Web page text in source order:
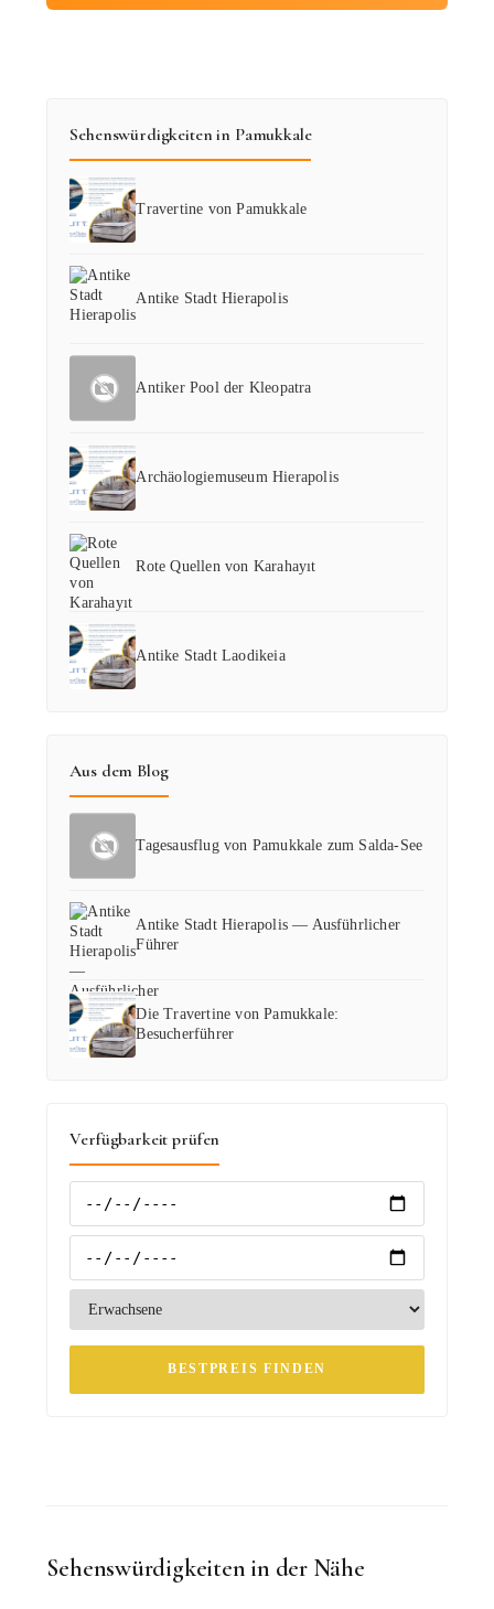
Sehenswürdigkeiten in Pamukkale
Travertine von Pamukkale
Antike Stadt Hierapolis
Antiker Pool der Kleopatra
Archäologiemuseum Hierapolis
Rote Quellen von Karahayıt
Antike Stadt Laodikeia
Aus dem Blog
Tagesausflug von Pamukkale zum Salda-See
Antike Stadt Hierapolis — Ausführlicher
Führer
Die Travertine von Pamukkale:
Besucherführer
Verfügbarkeit prüfen
BESTPREIS FINDEN
Sehenswürdigkeiten in der Nähe